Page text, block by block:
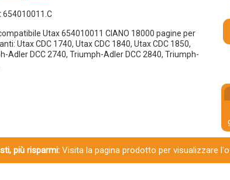
654010011.C
Utax 654010011 CIANO 18000 pagine per
Utax CDC 1740, Utax CDC 1840, Utax CDC 1850,
Adler DCC 2740, Triumph-Adler DCC 2840, Triumph-
più risparmi:Visita la pagina prodotto per visualizzare